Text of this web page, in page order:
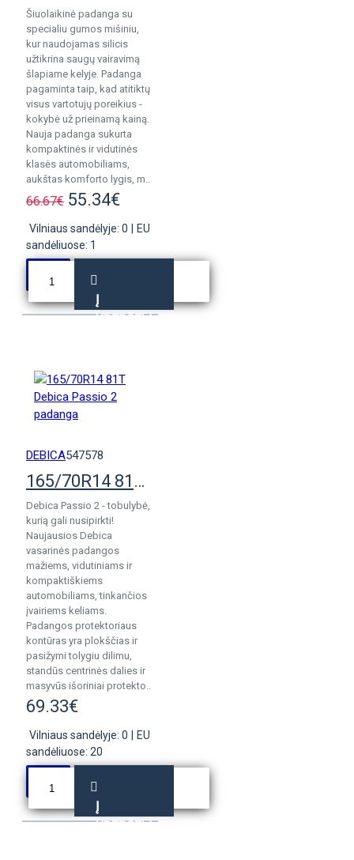
Šiuolaikinė padanga su
specialiu gumos mišiniu,
kur naudojamas silicis
užtikrina saugų vairavimą
šlapiame kelyje. Padanga
pagaminta taip, kad atitiktų
visus vartotujų poreikius -
kokybė už prieinamą kainą.
Nauja padanga sukurta
kompaktinės ir vidutinės
klasės automobiliams,
aukštas komforto lygis, m..
66.67€ 55.34€
Vilniaus sandėlyje: 0
EU
sandėliuose: 1
Į
KREPŠELĮ
DEBICA547578
165/70R14 81T Debica Passio 2 padanga
Debica Passio 2 - tobulybė,
kurią gali nusipirkti!
Naujausios Debica
vasarinės padangos
mažiems, vidutiniams ir
kompaktiškiems
automobiliams, tinkančios
įvairiems keliams.
Padangos protektoriaus
kontūras yra plokščias ir
pasižymi tolygiu dilimu,
standūs centrinės dalies ir
masyvūs išoriniai protekto..
69.33€
Vilniaus sandėlyje: 0
EU
sandėliuose: 20
Į
KREPŠELĮ